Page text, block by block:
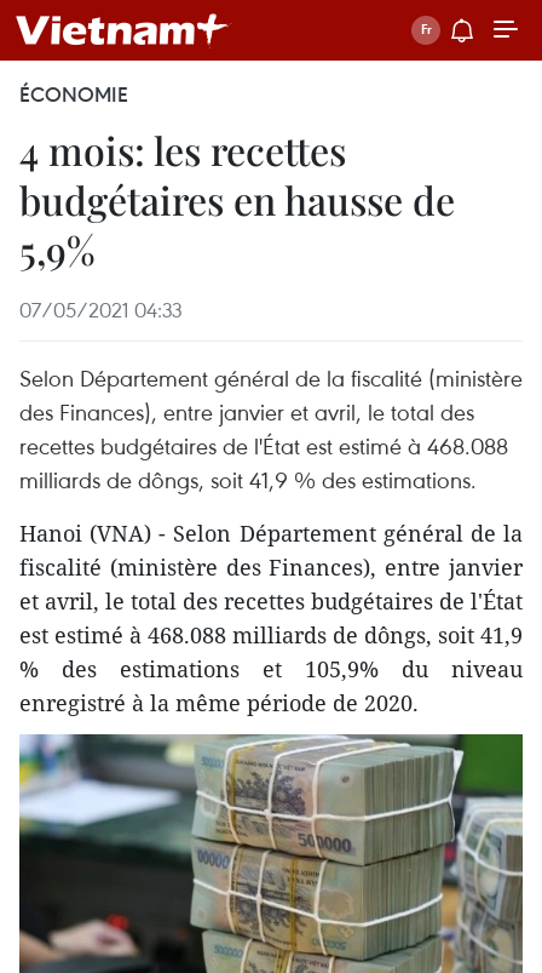
ÉCONOMIE
4 mois: les recettes
budgétaires en hausse de
5,9%
07/05/2021 04:33
Selon Département général de la fiscalité (ministère
des Finances), entre janvier et avril, le total des
recettes budgétaires de l'État est estimé à 468.088
milliards de dôngs, soit 41,9 % des estimations.
Hanoi (VNA) - Selon Département général de la
fiscalité (ministère des Finances), entre janvier
et avril, le total des recettes budgétaires de l'État
est estimé à 468.088 milliards de dôngs, soit 41,9
% des estimations et 105,9% du niveau
enregistré à la même période de 2020.